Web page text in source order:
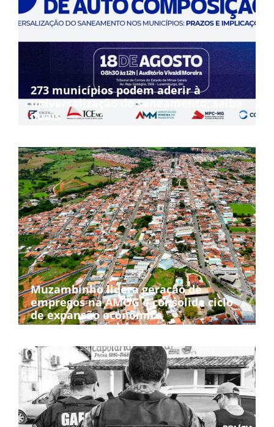
273 municípios podem aderir à
universalização do saneamento; saiba
quais
Muzambinho lidera geração de
empregos na AMOG e consolida ciclo
de expansão econômica